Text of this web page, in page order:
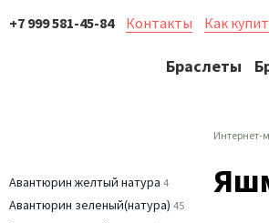
+7 999 581-45-84 Контакты Как
Браслеты
Интернет-
Авантюрин желтый натура 4
Авантюрин зеленый(натура) 45